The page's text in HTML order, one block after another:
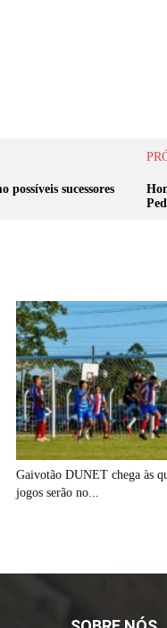
possíveis sucessores
Gaivotão DUNET chega às
jogos serão no...